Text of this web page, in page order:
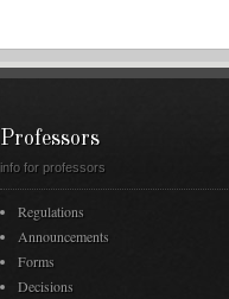
Professors
info for professors
Regulations
Announcements
Forms
Decisions